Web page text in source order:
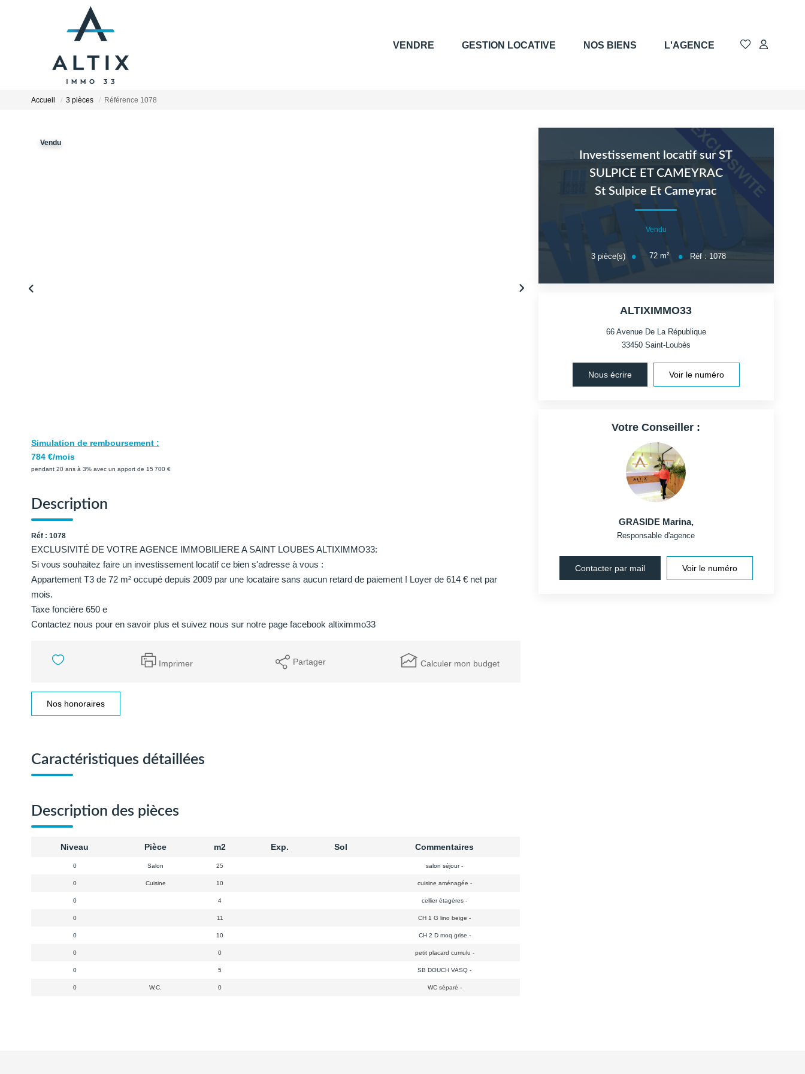
VENDRE GESTION LOCATIVE NOS BIENS L'AGENCE
Accueil 3 pièces Référence 1078
Vendu
Simulation de remboursement :
784 €/mois
pendant 20 ans à 3% avec un apport de 15 700 €
Description
Réf : 1078
EXCLUSIVITÉ DE VOTRE AGENCE IMMOBILIERE A SAINT LOUBES ALTIXIMMO33:
Si vous souhaitez faire un investissement locatif ce bien s'adresse à vous :
Appartement T3 de 72 m² occupé depuis 2009 par une locataire sans aucun retard de paiement ! Loyer de 614 € net par
mois.
Taxe foncière 650 e
Contactez nous pour en savoir plus et suivez nous sur notre page facebook altiximmo33
Imprimer Partager Calculer mon budget
Nos honoraires
Caractéristiques détaillées
Description des pièces
Niveau Pièce m2 Exp. Sol Commentaires
0 Salon 25 salon séjour -
0 Cuisine 10 cuisine aménagée -
0 4 cellier étagères -
0 11 CH 1 G lino beige -
0 10 CH 2 D moq grise -
0 0 petit placard cumulu -
0 5 SB DOUCH VASQ -
0 W.C. 0 WC séparé -
Investissement locatif sur ST
SULPICE ET CAMEYRAC
St Sulpice Et Cameyrac
Vendu
3 pièce(s) 72 m² Réf : 1078
ALTIXIMMO33
66 Avenue De La République
33450 Saint-Loubès
Nous écrire Voir le numéro
Votre Conseiller :
GRASIDE Marina,
Responsable d'agence
Contacter par mail Voir le numéro